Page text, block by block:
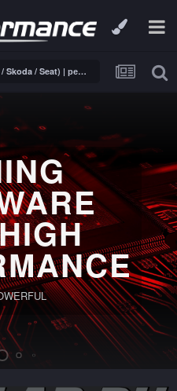
Диагностика VAG (AUDI / Volkswagen / Skoda / Seat) | ремонт электроники
| S-
TCUS Bosch ZF8HP45,
DQ250, DQ381 equipped